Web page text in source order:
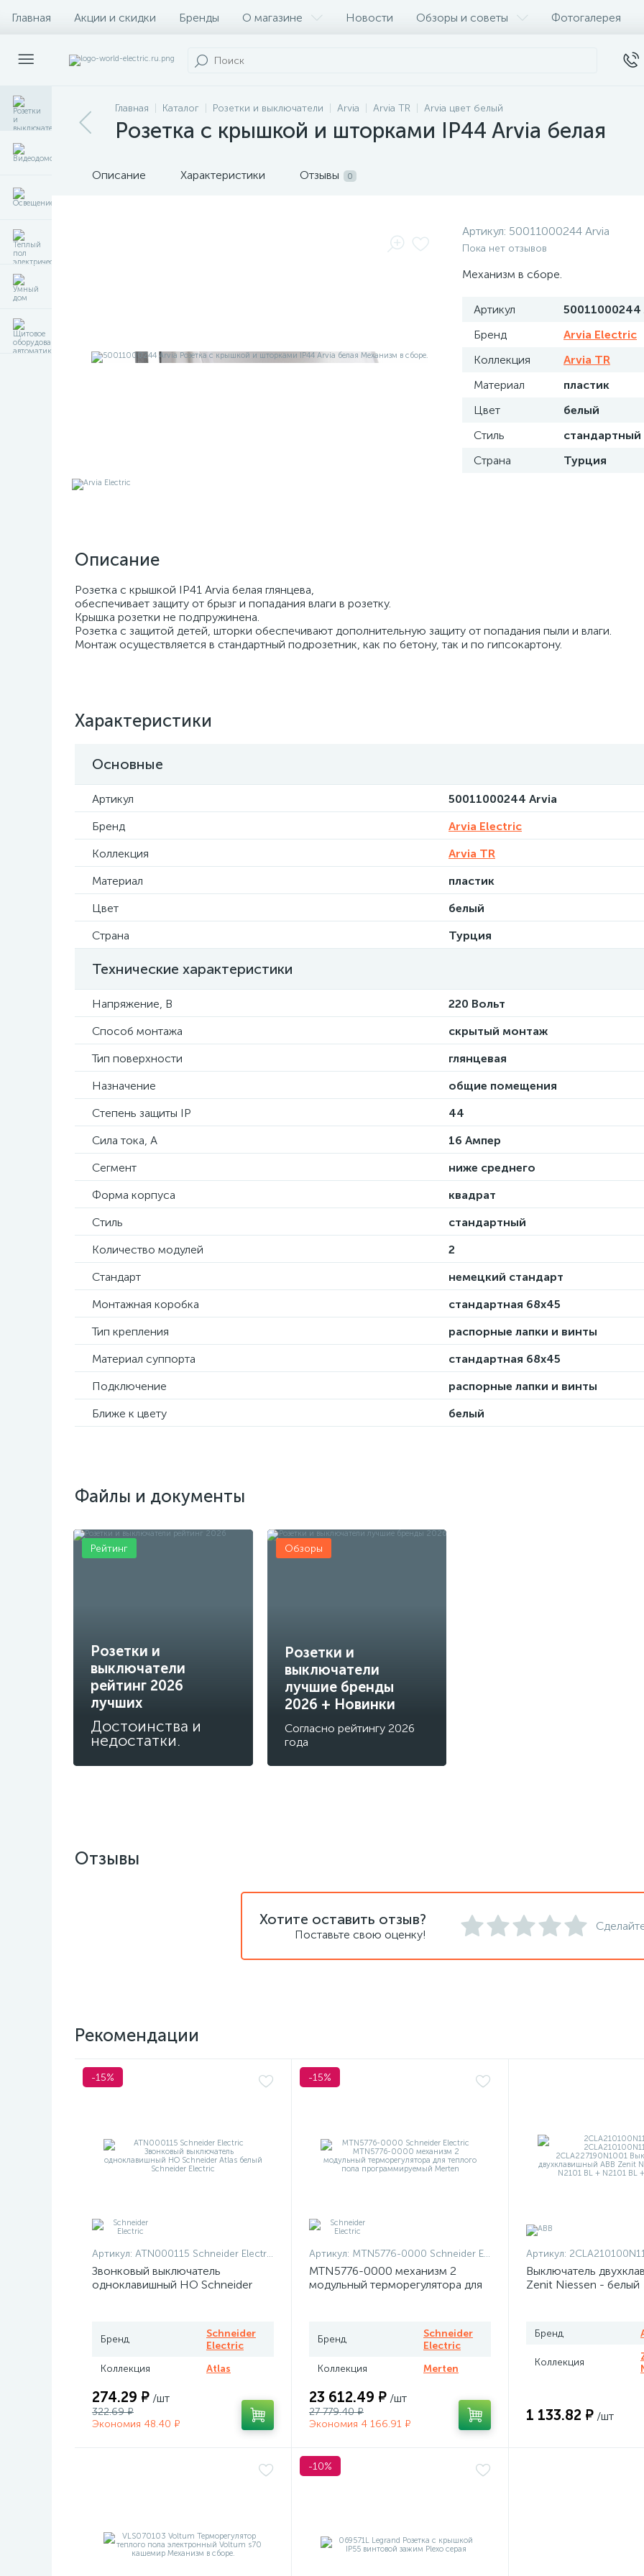
Главная Акции и скидки Бренды О магазине Новости Обзоры и советы Фотогалерея
Главная Каталог Розетки и выключатели Arvia Arvia TR Arvia цвет белый
Розетка с крышкой и шторками IP44 Arvia белая
Описание Характеристики Отзывы 0
Артикул: 50011000244 Arvia
Пока нет отзывов
Механизм в сборе.
Артикул
50011000244
Бренд
Arvia Electric
Коллекция
Arvia TR
Материал
пластик
Цвет
белый
Стиль
стандартный
Страна
Турция
Описание
Розетка с крышкой IP41 Arvia белая глянцева,
обеспечивает защиту от брызг и попадания влаги в розетку.
Крышка розетки не подпружинена.
Розетка с защитой детей, шторки обеспечивают дополнительную защиту от попадания пыли и влаги.
Монтаж осуществляется в стандартный подрозетник, как по бетону, так и по гипсокартону.
Характеристики
Основные
Артикул
50011000244 Arvia
Бренд
Arvia Electric
Коллекция
Arvia TR
Материал
пластик
Цвет
белый
Страна
Турция
Технические характеристики
Напряжение, В
220 Вольт
Способ монтажа
скрытый монтаж
Тип поверхности
глянцевая
Назначение
общие помещения
Степень защиты IP
44
Сила тока, А
16 Ампер
Сегмент
ниже среднего
Форма корпуса
квадрат
Стиль
стандартный
Количество модулей
2
Стандарт
немецкий стандарт
Монтажная коробка
стандартная 68х45
Тип крепления
распорные лапки и винты
Материал суппорта
стандартная 68х45
Подключение
распорные лапки и винты
Ближе к цвету
белый
Файлы и документы
Розетки и
выключатели
рейтинг 2026
лучших
Достоинства и
недостатки.
Рейтинг
Розетки и
выключатели
лучшие бренды
2026 + Новинки
Согласно рейтингу 2026
года
Обзоры
Отзывы
Хотите оставить отзыв?
Поставьте свою оценку!
Рекомендации
-15%
Артикул: ATN000115 Schneider Electric
Звонковый выключатель
одноклавишный НО Schneider
Бренд
Schneider
Electric
Коллекция
Atlas
274.29 ₽ /шт
322.69 ₽
Экономия 48.40 ₽
-15%
Артикул: MTN5776-0000 Schneider Electric
MTN5776-0000 механизм 2
модульный терморегулятора для
Бренд
Schneider
Electric
Коллекция
Merten
23 612.49 ₽ /шт
27 779.40 ₽
Экономия 4 166.91 ₽
Артикул: 2CLA210100N1101 +
Выключатель
Zenit Niessen - белый
Бренд
Коллекция
1 133.82 ₽ /шт
-10%